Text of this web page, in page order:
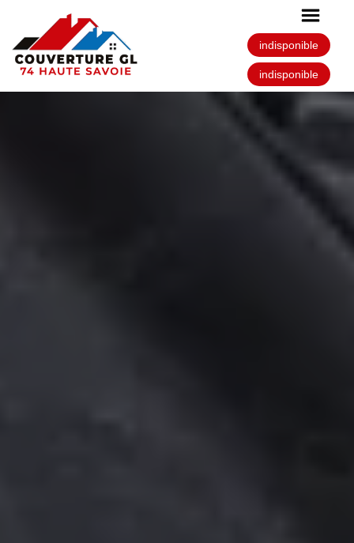
indisponible
indisponible